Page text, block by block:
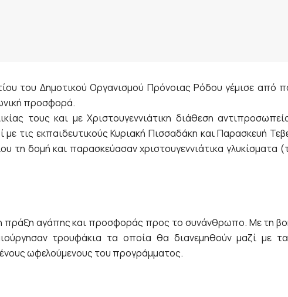
του Δημοτικού Οργανισμού Πρόνοιας Ρόδου γέμισε από
προσφορά.
τους και με Χριστουγεννιάτικη διάθεση
με τις εκπαιδευτικούς Κυριακή Πισσαδάκη και Παρασκευή
τη δομή και παρασκεύασαν χριστουγεννιάτικα γλυκίσματα
πράξη αγάπης και προσφοράς προς το συνάνθρωπο. Με τη
τρουφάκια τα οποία θα διανεμηθούν μαζί με τα
ωφελούμενους του προγράμματος.